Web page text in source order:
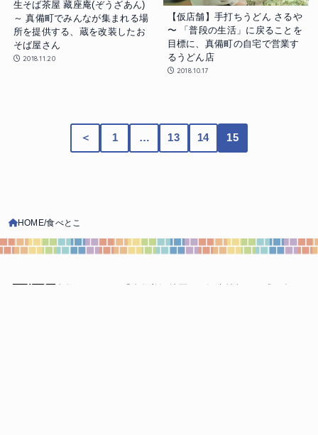
生そば茶屋 藏座庵(ぞうざあん)
～ 真備町でみんなが集まれる場
所を提供する、蔵を改装したお
そば屋さん
2018.11.20
【仮店舗】手打ちうどん さるや
〜 「普段の生活」に戻ることを
目標に、真備町の自宅で営業す
るうどん店
2018.10.17
＜ 1 … 13 14 15
HOME 食べとこ